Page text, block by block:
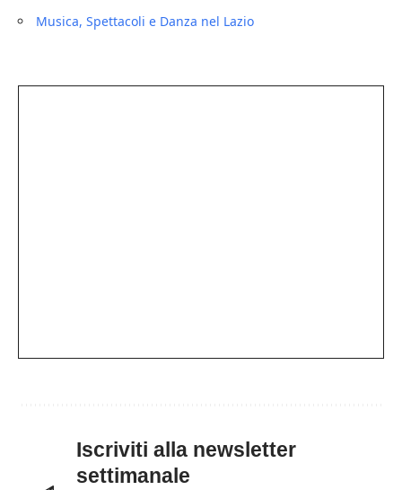
Musica, Spettacoli e Danza nel Lazio
Iscriviti alla newsletter
settimanale